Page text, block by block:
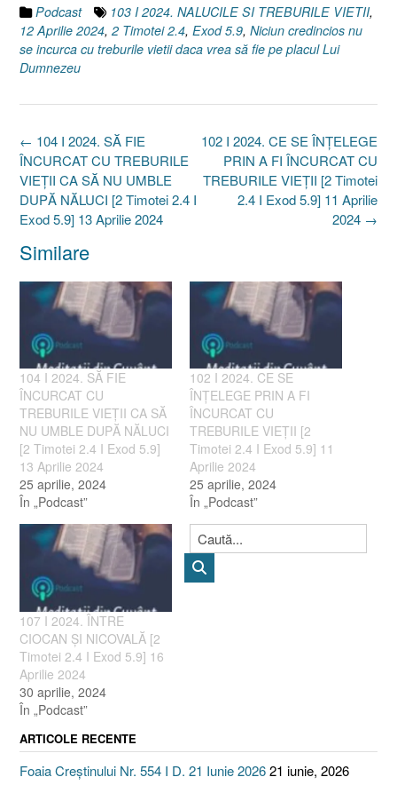
Podcast 103 I 2024. NALUCILE SI TREBURILE VIETII,
12 Aprilie 2024, 2 Timotei 2.4, Exod 5.9, Niciun credincios nu
se incurca cu treburile vietii daca vrea să fie pe placul Lui
Dumnezeu
Post
navigation
102 I 2024. CE SE ÎNȚELEGE
PRIN A FI ÎNCURCAT CU
TREBURILE VIEȚII [2 Timotei
2.4 I Exod 5.9] 11 Aprilie
2024 →
← 104 I 2024. SĂ FIE
ÎNCURCAT CU TREBURILE
VIEȚII CA SĂ NU UMBLE
DUPĂ NĂLUCI [2 Timotei 2.4 I
Exod 5.9] 13 Aprilie 2024
Similare
104 I 2024. SĂ FIE
ÎNCURCAT CU
TREBURILE VIEȚII CA SĂ
NU UMBLE DUPĂ NĂLUCI
[2 Timotei 2.4 I Exod 5.9]
13 Aprilie 2024
25 aprilie, 2024
În „Podcast”
102 I 2024. CE SE
ÎNȚELEGE PRIN A FI
ÎNCURCAT CU
TREBURILE VIEȚII [2
Timotei 2.4 I Exod 5.9] 11
Aprilie 2024
25 aprilie, 2024
În „Podcast”
107 I 2024. ÎNTRE
CIOCAN ȘI NICOVALĂ [2
Timotei 2.4 I Exod 5.9] 16
Aprilie 2024
30 aprilie, 2024
În „Podcast”
ARTICOLE RECENTE
Foaia Creștinului Nr. 554 I D. 21 Iunie 202621 iunie, 2026